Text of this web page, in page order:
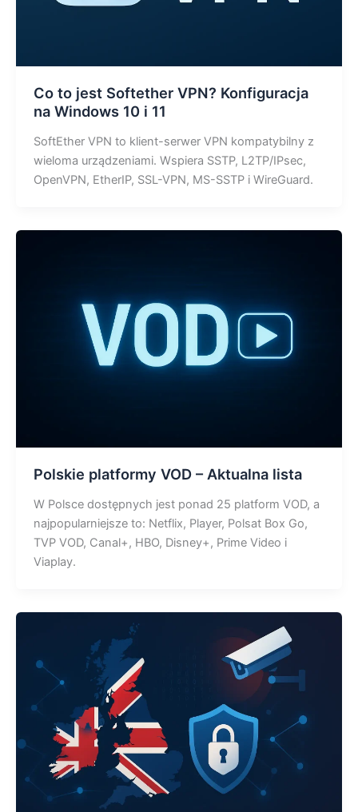
Co to jest Softether VPN? Konfiguracja
na Windows 10 i 11
SoftEther VPN to klient-serwer VPN kompatybilny z
wieloma urządzeniami. Wspiera SSTP, L2TP/IPsec,
OpenVPN, EtherIP, SSL-VPN, MS-SSTP i WireGuard.
Polskie platformy VOD – Aktualna lista
W Polsce dostępnych jest ponad 25 platform VOD, a
najpopularniejsze to: Netflix, Player, Polsat Box Go,
TVP VOD, Canal+, HBO, Disney+, Prime Video i
Viaplay.